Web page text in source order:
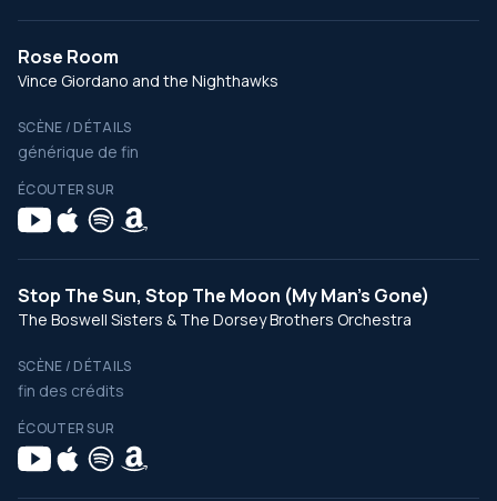
Rose Room
Vince Giordano and the Nighthawks
SCÈNE / DÉTAILS
générique de fin
ÉCOUTER SUR
Stop The Sun, Stop The Moon (My Man's Gone)
The Boswell Sisters & The Dorsey Brothers Orchestra
SCÈNE / DÉTAILS
fin des crédits
ÉCOUTER SUR